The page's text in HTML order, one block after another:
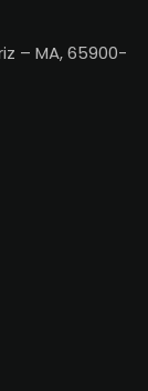
– MA, 65900-